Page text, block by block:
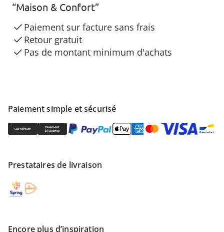
Paiement simple et sécurisé
Prestataires de livraison
Encore plus d’inspiration
“Maison & Confort”
Paiement sur facture sans frais
Retour gratuit
Pas de montant minimum d'achats